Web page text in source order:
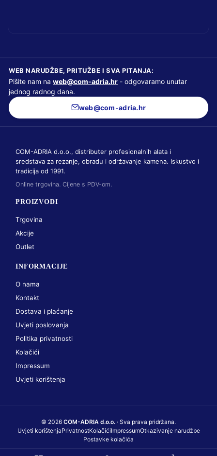
WEB NARUDŽBE, PRITUŽBE I SVA PITANJA:
Pišite nam na web@com-adria.hr - odgovaramo unutar
jednog radnog dana.
web@com-adria.hr
COM-ADRIA d.o.o., distributer profesionalnih alata i
sredstava za rezanje, obradu i održavanje kamena. Iskustvo i
tradicija od 1991.
Online trgovina. Cijene s PDV-om.
PROIZVODI
Trgovina
Akcije
Outlet
INFORMACIJE
O nama
Kontakt
Dostava i plaćanje
Uvjeti poslovanja
Politika privatnosti
Kolačići
Impressum
Uvjeti korištenja
© 2026 COM-ADRIA d.o.o. · Sva prava pridržana.
Uvjeti korištenjaPrivatnostKolačićiImpressumOtkazivanje narudžbe
Postavke kolačića